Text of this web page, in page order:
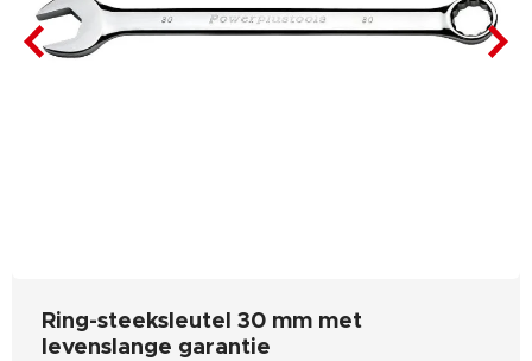
Ring-steeksleutel 30 mm met
levenslange garantie